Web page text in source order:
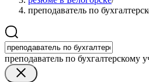
преподаватель по
преподаватель по бухгалтерскому